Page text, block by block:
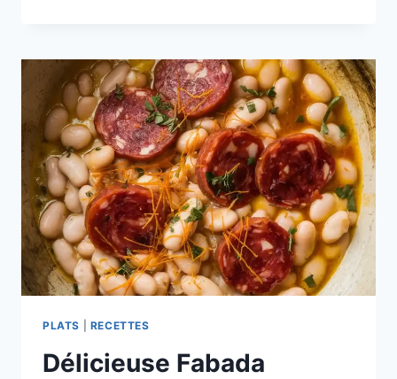
FACILE
ET
CONSEILS
MAISON
PLATS RECETTES
Délicieuse Fabada